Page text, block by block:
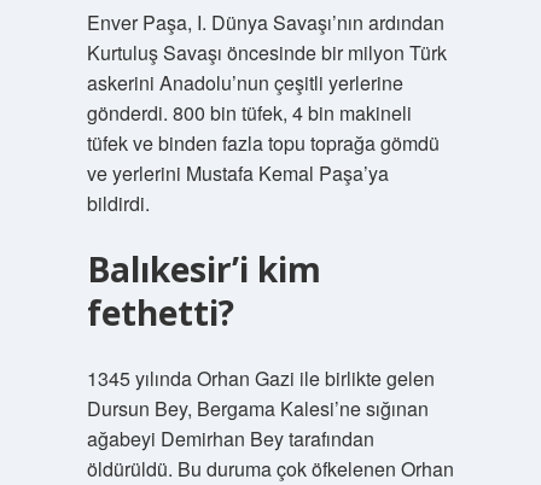
Enver Paşa, I. Dünya Savaşı’nın ardından
Kurtuluş Savaşı öncesinde bir milyon Türk
askerini Anadolu’nun çeşitli yerlerine
gönderdi. 800 bin tüfek, 4 bin makineli
tüfek ve binden fazla topu toprağa gömdü
ve yerlerini Mustafa Kemal Paşa’ya
bildirdi.
Balıkesir’i kim
fethetti?
1345 yılında Orhan Gazi ile birlikte gelen
Dursun Bey, Bergama Kalesi’ne sığınan
ağabeyi Demirhan Bey tarafından
öldürüldü. Bu duruma çok öfkelenen Orhan